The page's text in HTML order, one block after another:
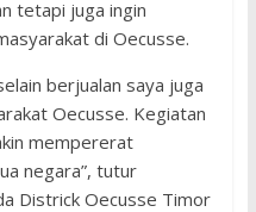
tetapi juga ingin
di Oecusse.
berjualan saya juga
Oecusse. Kegiatan
mempererat
negara”, tutur
Districk Oecusse Timor